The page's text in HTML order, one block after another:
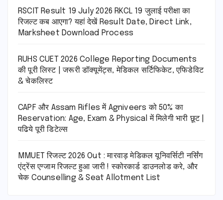
RSCIT Result 19 July 2026 RKCL 19 जुलाई परीक्षा का
रिजल्ट कब आएगा? यहां देखें Result Date, Direct Link,
Marksheet Download Process
RUHS CUET 2026 College Reporting Documents
की पूरी लिस्ट | जरूरी डॉक्यूमेंट्स, मेडिकल सर्टिफिकेट, एफिडेविट
& चेकलिस्ट
CAPF और Assam Rifles में Agniveers को 50% का
Reservation: Age, Exam & Physical में मिलेगी भारी छूट |
पढिये पूरी डिटेल्स
MMUET रिजल्ट 2026 Out : मारवाड़ मेडिकल यूनिवर्सिटी नर्सिंग
एंट्रेंस एग्जाम रिजल्ट हुआ जारी ! स्कोरकार्ड डाउनलोड करे, और
चेक Counselling & Seat Allotment List